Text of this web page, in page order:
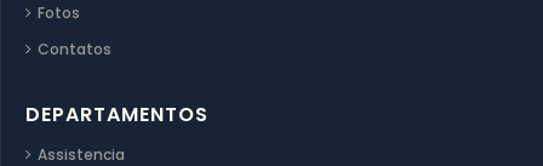
Fotos
Contatos
DEPARTAMENTOS
Assistencia